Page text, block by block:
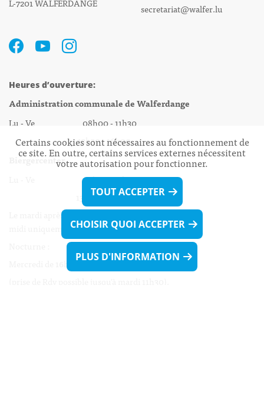
secretariat@walfer.lu
Heures d’ouverture:
Administration communale de Walferdange
Lu - Ve 08h00 - 11h30
13h30 - 16h00
Biergercenter
Lu - Ve 08h00 - 11h30
13h30 - 16h00
Le mardi après-midi et le vendredi après-
midi uniquement sur Rdv.
Mercredi de 16h00 - 18h45 uniquement sur Rdv
Certains cookies sont nécessaires au fonctionnement de
ce site. En outre, certains services externes nécessitent
votre autorisation pour fonctionner.
TOUT ACCEPTER
CHOISIR QUOI ACCEPTER
PLUS D'INFORMATION